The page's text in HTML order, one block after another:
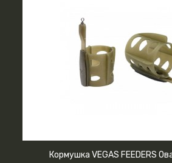
Кормушка VEGAS FEEDERS